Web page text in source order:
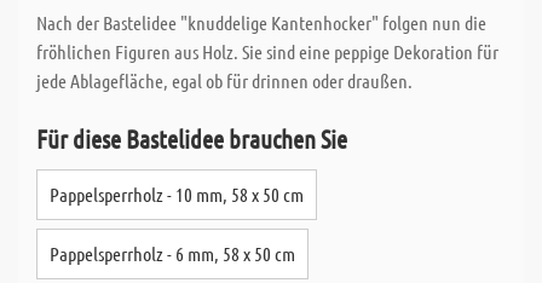
Nach der Bastelidee "knuddelige Kantenhocker" folgen nun die
fröhlichen Figuren aus Holz. Sie sind eine peppige Dekoration für
jede Ablagefläche, egal ob für drinnen oder draußen.
Für diese Bastelidee brauchen Sie
Pappelsperrholz - 10 mm, 58 x 50 cm
Pappelsperrholz - 6 mm, 58 x 50 cm